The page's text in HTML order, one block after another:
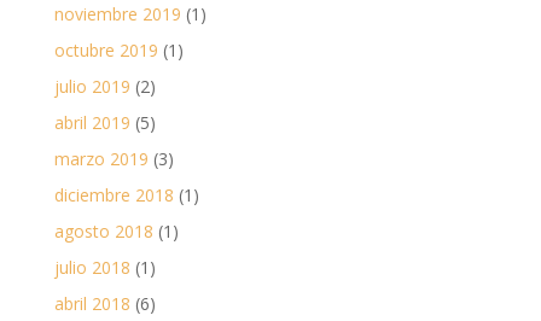
noviembre 2019 (1)
octubre 2019 (1)
julio 2019 (2)
abril 2019 (5)
marzo 2019 (3)
diciembre 2018 (1)
agosto 2018 (1)
julio 2018 (1)
abril 2018 (6)